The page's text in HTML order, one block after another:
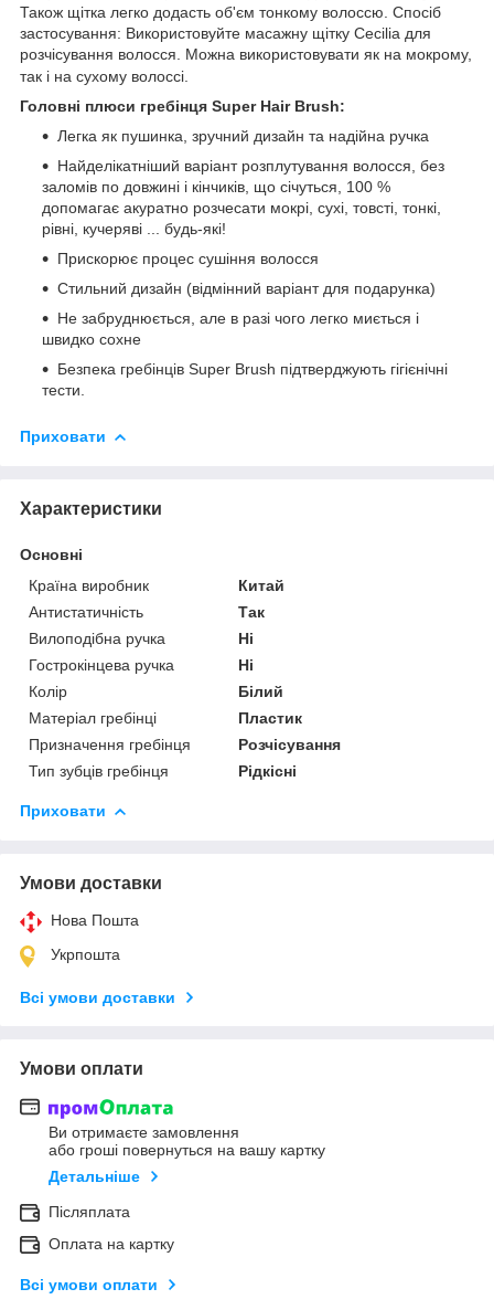
Також щітка легко додасть об'єм тонкому волоссю. Спосіб
застосування: Використовуйте масажну щітку Cecilia для
розчісування волосся. Можна використовувати як на мокрому,
так і на сухому волоссі.
Головні плюси гребінця Super Hair Brush:
Легка як пушинка, зручний дизайн та надійна ручка
Найделікатніший варіант розплутування волосся, без
заломів по довжині і кінчиків, що січуться, 100 %
допомагає акуратно розчесати мокрі, сухі, товсті, тонкі,
рівні, кучеряві ... будь-які!
Прискорює процес сушіння волосся
Стильний дизайн (відмінний варіант для подарунка)
Не забруднюється, але в разі чого легко миється і
швидко сохне
Безпека гребінців Super Brush підтверджують гігієнічні
тести.
Приховати
Характеристики
Основні
Країна виробник
Китай
Антистатичність
Так
Вилоподібна ручка
Ні
Гострокінцева ручка
Ні
Колір
Білий
Матеріал гребінці
Пластик
Призначення гребінця
Розчісування
Тип зубців гребінця
Рідкісні
Приховати
Умови доставки
Нова Пошта
Укрпошта
Всі умови доставки
Умови оплати
Ви отримаєте замовлення
або гроші повернуться на вашу картку
Детальніше
Післяплата
Оплата на картку
Всі умови оплати